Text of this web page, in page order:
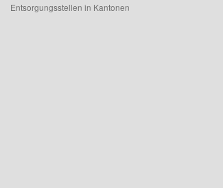
Entsorgungsstellen in Kantonen